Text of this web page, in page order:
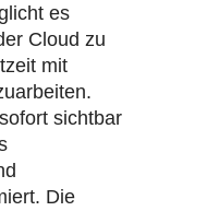
es
Cloud zu
mit
sichtbar
Die